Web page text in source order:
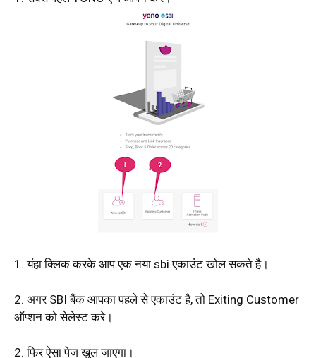
1. यंहा क्लिक करके आप एक नया sbi एकाउंट खोल सकते है।
2. अगर SBI बैंक आपका पहले से एकाउंट है, तो Exiting Customer
ऑप्शन को सेलेस्ट करे।
2. फिर ऐसा पेज खुल जाएगा।